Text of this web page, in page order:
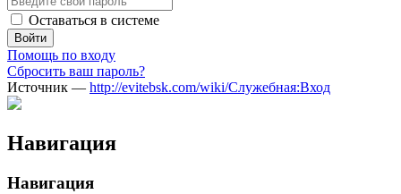
Оставаться в системе
Войти
Помощь по входу
Сбросить ваш пароль?
Источник — http://evitebsk.com/wiki/Служебная:Вход
Навигация
Навигация